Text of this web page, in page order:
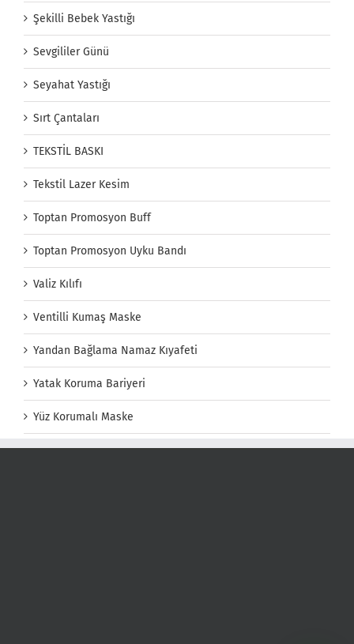
Şekilli Bebek Yastığı
Sevgililer Günü
Seyahat Yastığı
Sırt Çantaları
TEKSTİL BASKI
Tekstil Lazer Kesim
Toptan Promosyon Buff
Toptan Promosyon Uyku Bandı
Valiz Kılıfı
Ventilli Kumaş Maske
Yandan Bağlama Namaz Kıyafeti
Yatak Koruma Bariyeri
Yüz Korumalı Maske